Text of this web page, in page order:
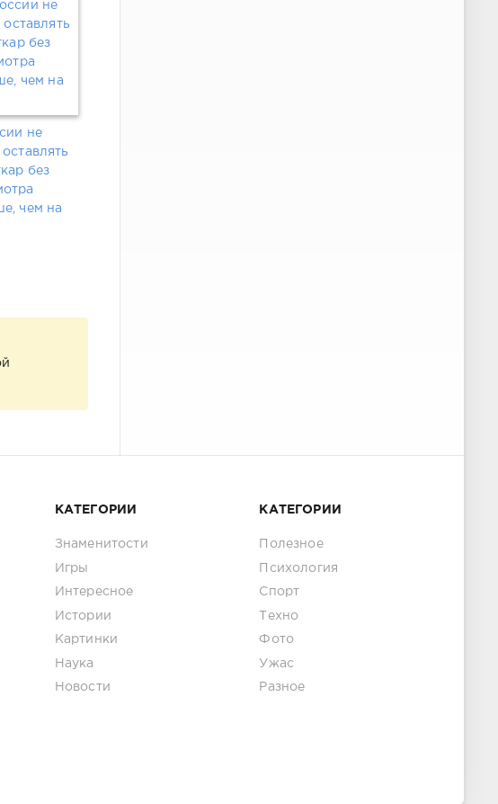
не
без
чем на
КАТЕГОРИИ
Знаменитости
Игры
Интересное
Истории
Картинки
Наука
Новости
КАТЕГОРИИ
Полезное
Психология
Спорт
Техно
Фото
Ужас
Разное